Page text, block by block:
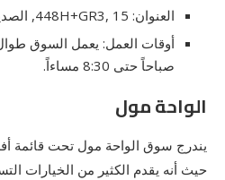
العنوان: 448H+GR3, 15, الصديق، النماص 67392.
صباحاً حتى 8:30 مساءاً.
الواحة مول
يندرج سوق الواحة مول تحت قائمة
حيث أنه يقدم الكثير من الخيارات